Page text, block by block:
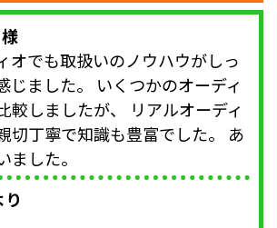
オでも取扱いのノウハウがしっ
じました。 いくつかのオーディ
較しましたが、 リアルオーディ
切丁寧で知識も豊富でした。 あ
ました。